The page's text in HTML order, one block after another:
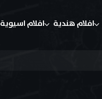
افلام هندية افلام اسيوية